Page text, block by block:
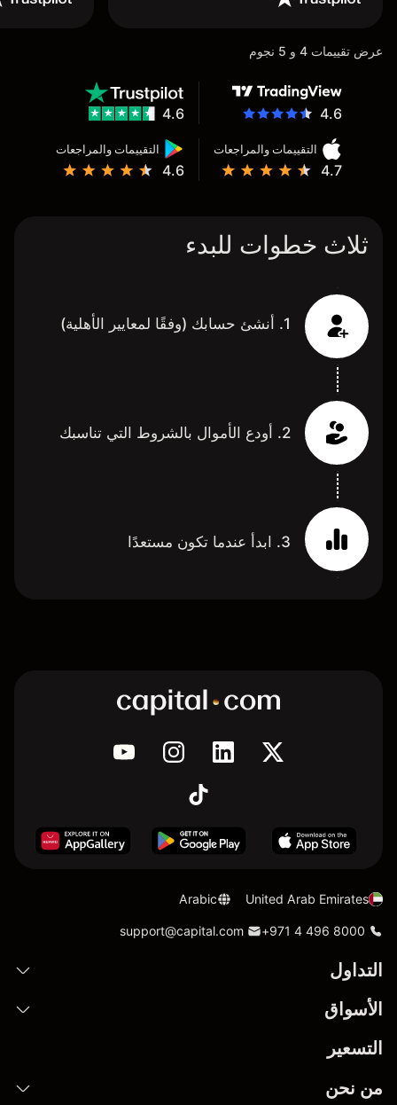
عرض تقييمات 4 و 5 نجوم
4.6
التقييمات والمراجعات
4.7
التقييمات والمراجعات
4.6
4.6
ثلاث خطوات للبدء
1. أنشئ حسابك (وفقًا لمعايير الأهلية)
2. أودع الأموال بالشروط التي تناسبك
3. ابدأ عندما تكون مستعدًا
United Arab Emirates
Arabic
+971 4 496 8000
support@capital.com
التداول
الأسواق
التسعير
من نحن